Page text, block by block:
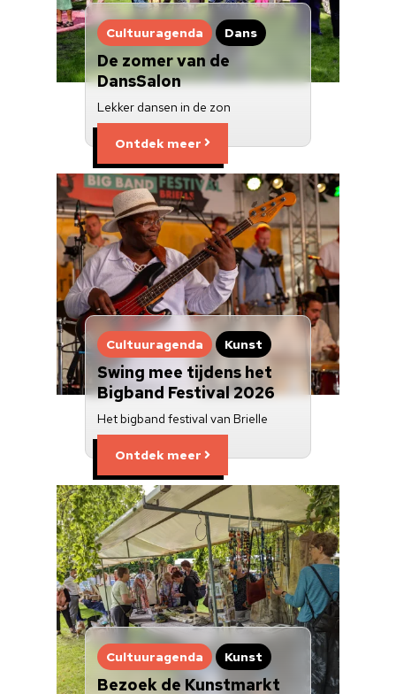
Cultuuragenda Dans
De zomer van de
DansSalon
Lekker dansen in de zon
Ontdek meer
Cultuuragenda Kunst
Swing mee tijdens het
Bigband Festival 2026
Het bigband festival van Brielle
Ontdek meer
Cultuuragenda Kunst
Bezoek de Kunstmarkt
Doneren